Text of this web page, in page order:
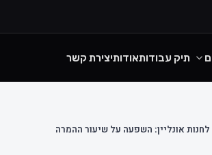
תיק עבודותאודותיצירת קשר